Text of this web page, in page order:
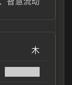
木